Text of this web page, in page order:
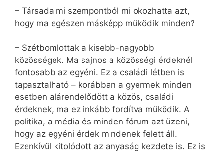
– Társadalmi szempontból mi okozhatta azt,
hogy ma egészen másképp működik minden?
– Szétbomlottak a kisebb-nagyobb
közösségek. Ma sajnos a közösségi érdeknél
fontosabb az egyéni. Ez a családi létben is
tapasztalható – korábban a gyermek minden
esetben alárendelődött a közös, családi
érdeknek, ma ez inkább fordítva működik. A
politika, a média és minden fórum azt üzeni,
hogy az egyéni érdek mindenek felett áll.
Ezenkívül kitolódott az anyaság kezdete is. Ez is